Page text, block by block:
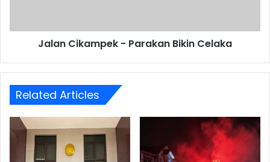
Jalan Cikampek - Parakan Bikin Celaka
Related Articles